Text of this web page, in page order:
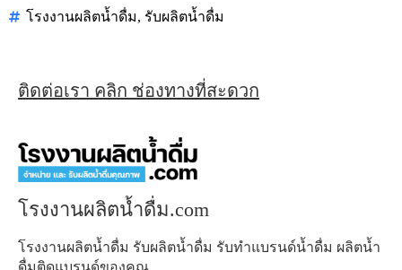
โรงงานผลิตน้ำดื่ม, รับผลิตน้ำดื่ม
ติดต่อเรา คลิก ช่องทางที่สะดวก
โรงงานผลิตน้ำดื่ม.com
โรงงานผลิตน้ำดื่ม รับผลิตน้ำดื่ม รับทำแบรนด์น้ำดื่ม ผลิตน้ำ
ดื่มติดแบรนด์ของคุณ